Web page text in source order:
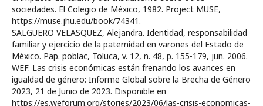
sociedades. El Colegio de México, 1982. Project MUSE,
https://muse.jhu.edu/book/74341.
SALGUERO VELASQUEZ, Alejandra. Identidad, responsabilidad
familiar y ejercicio de la paternidad en varones del Estado de
México. Pap. poblac, Toluca, v. 12, n. 48, p. 155-179, jun. 2006.
WEF. Las crisis económicas están frenando los avances en
igualdad de género: Informe Global sobre la Brecha de Género
2023, 21 de Junio de 2023. Disponible en
https://es.weforum.org/stories/2023/06/las-crisis-economicas-